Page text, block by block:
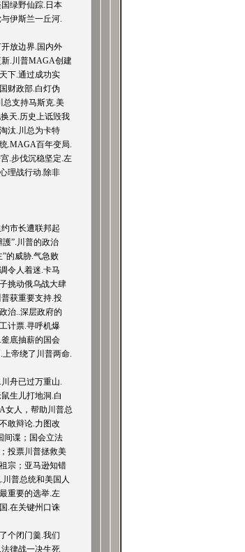
绿野仙踪.日本
伊斯兰一丘河.
放边界.国内外
新.川普MAGA创建
下.通过成功实
财政部.白灯伪
总支持马斯克.美
天.历史上诋毁我
汰.川总为卡特
.MAGA百年变局.
.步伐沉稳坚定.左
理战行动.除非
市长遭联邦起
護”.川普的政治
”的威胁.气急败
令人着迷.卡马
挑动俄乌战大肆
获重要支持.投
治..深层政府的
计票.寻呼机爆
釜底抽薪的国会
上帝绕了川普两命.
舟已过万重山.
生儿打地洞.白
女人，帮助川普总
敢辩论.力图改
间谍；国会立法
投票川普拯救美
宗；亚马逊知错
普总统和美国人
重要的选举.左
.在关键州口诛
个闭门羹.我们
法律战一决生死